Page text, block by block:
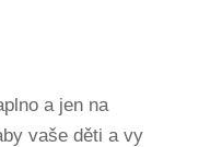
a jen na
vaše děti a vy